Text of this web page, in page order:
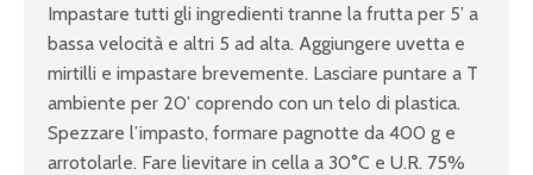
Impastare tutti gli ingredienti tranne la frutta per 5’ a
bassa velocità e altri 5 ad alta. Aggiungere uvetta e
mirtilli e impastare brevemente. Lasciare puntare a T
ambiente per 20’ coprendo con un telo di plastica.
Spezzare l’impasto, formare pagnotte da 400 g e
arrotolarle. Fare lievitare in cella a 30°C e U.R. 75%